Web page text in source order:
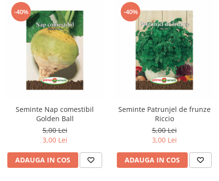
-40%
Seminte Nap comestibil
Golden Ball
5,00 Lei
3,00 Lei
ADAUGA IN COS
-40%
Seminte Patrunjel de frunze
Riccio
5,00 Lei
3,00 Lei
ADAUGA IN COS